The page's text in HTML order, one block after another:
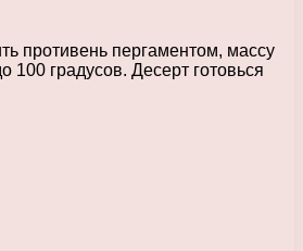
противень пергаментом, массу
100 градусов. Десерт готовься